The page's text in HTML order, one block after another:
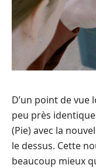
D’un point de vue
peu près
(Pie) avec la
le dessus. Cette
beaucoup mieux